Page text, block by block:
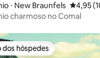
⋅ New Braunfels 4,95 de
4,95
charmoso no Comal
dos hóspedes
dos hóspedes